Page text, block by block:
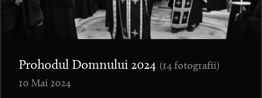
Prohodul Domnului 2024 (14 fotografii)
10 Mai 2024